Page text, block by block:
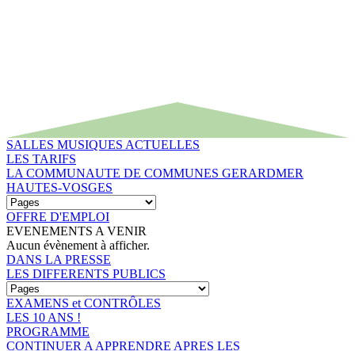
SALLES MUSIQUES ACTUELLES
LES TARIFS
LA COMMUNAUTE DE COMMUNES GERARDMER
HAUTES-VOSGES
OFFRE D'EMPLOI
EVENEMENTS A VENIR
Aucun évènement à afficher.
DANS LA PRESSE
LES DIFFERENTS PUBLICS
EXAMENS et CONTRÔLES
LES 10 ANS !
PROGRAMME
CONTINUER A APPRENDRE APRES LES